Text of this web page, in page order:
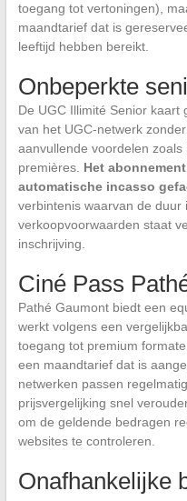
toegang tot vertoningen),
maandtarief dat is
leeftijd hebben bereikt.
Onbeperkte
De UGC Illimité Senior kaart
van het UGC-netwerk
aanvullende voordelen
premières. Het
automatische incasso
verbintenis waarvan de duur
verkoopvoorwaarden staat
inschrijving.
Ciné Pass
Pathé Gaumont biedt een
werkt volgens een
toegang tot premium
een maandtarief dat is
netwerken passen
prijsvergelijking snel
om de geldende bedragen
websites te controleren.
Onafhankelijke